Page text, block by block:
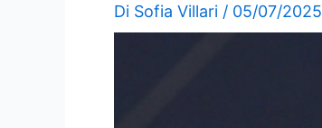
Di Sofia Villari / 05/07/2025